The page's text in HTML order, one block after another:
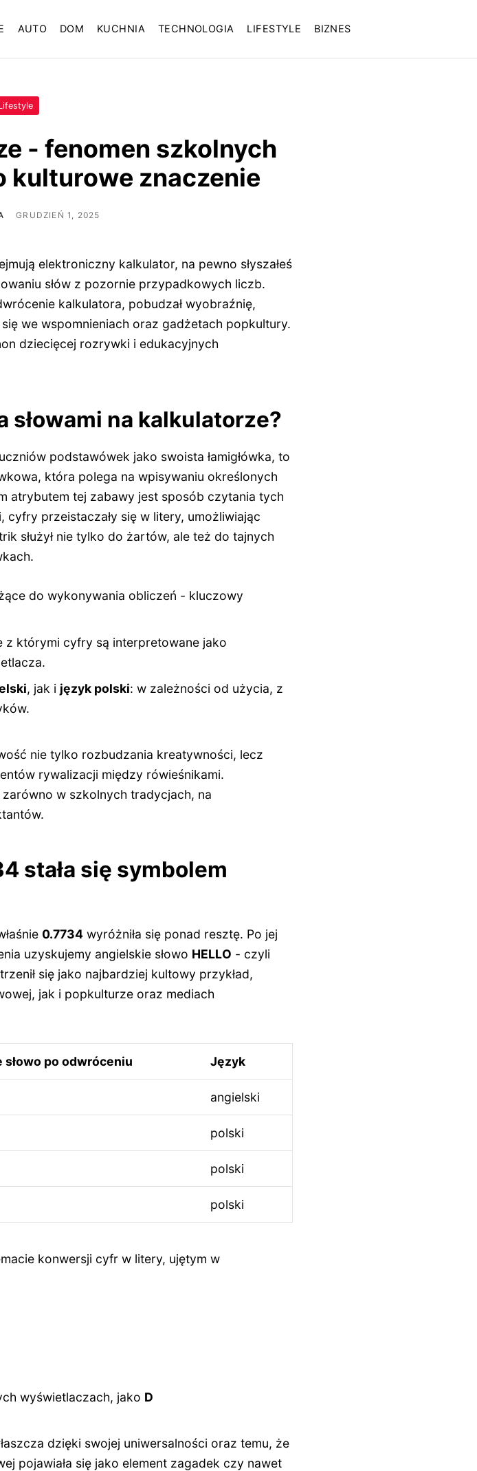
AUTO DOM KUCHNIA TECHNOLOGIA LIFESTYLE BIZNES
- fenomen szkolnych
kulturowe znaczenie
GRUDZIEŃ 1, 2025
elektroniczny kalkulator, na pewno słyszałeś
słów z pozornie przypadkowych liczb.
kalkulatora, pobudzał wyobraźnię,
we wspomnieniach oraz gadżetach popkultury.
dziecięcej rozrywki i edukacyjnych
słowami na kalkulatorze?
podstawówek jako swoista łamigłówka, to
która polega na wpisywaniu określonych
atrybutem tej zabawy jest sposób czytania tych
przeistaczały się w litery, umożliwiając
służył nie tylko do żartów, ale też do tajnych
do wykonywania obliczeń - kluczowy
z którymi cyfry są interpretowane jako
, jak i język polski: w zależności od użycia, z
nie tylko rozbudzania kreatywności, lecz
rywalizacji między rówieśnikami.
zarówno w szkolnych tradycjach, na
stała się symbolem
0.7734 wyróżniła się ponad resztę. Po jej
uzyskujemy angielskie słowo HELLO - czyli
się jako najbardziej kultowy przykład,
jak i popkulturze oraz mediach
słowo po odwróceniu Język
angielski
polski
polski
polski
konwersji cyfr w litery, ujętym w
wyświetlaczach, jako D
dzięki swojej uniwersalności oraz temu, że
pojawiała się jako element zagadek czy nawet